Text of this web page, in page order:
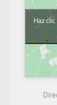
Haz